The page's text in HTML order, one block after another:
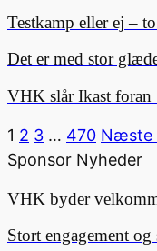
Testkamp eller ej –
Det er med stor
VHK slår Ikast foran
1 2 3 … 470 Næste
Sponsor Nyheder
VHK byder
Stort engagement